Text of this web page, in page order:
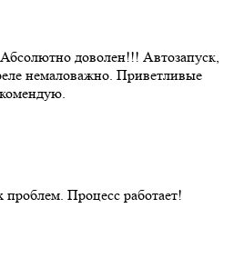
доволен!!! Автозапуск,
немаловажно. Приветливые
Процесс работает!